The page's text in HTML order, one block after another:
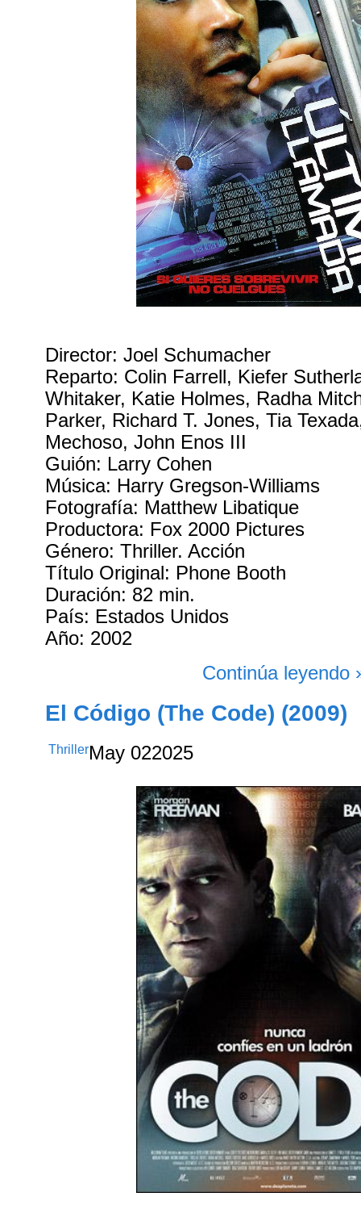
Director: Joel Schumacher
Reparto: Colin Farrell, Kiefer
Whitaker, Katie Holmes, Radha
Parker, Richard T. Jones, Tia
Mechoso, John Enos III
Guión: Larry Cohen
Música: Harry Gregson-Williams
Fotografía: Matthew Libatique
Productora: Fox 2000 Pictures
Género: Thriller. Acción
Título Original: Phone Booth
Duración: 82 min.
País: Estados Unidos
Año: 2002
Continúa leyendo
El Código (The Code) (2009)
ThrillerMay 022025